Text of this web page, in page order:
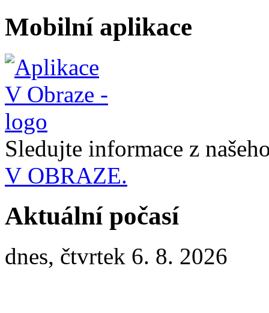
Mobilní aplikace
Sledujte informace z
V OBRAZE.
Aktuální počasí
dnes, čtvrtek 6. 8. 2026